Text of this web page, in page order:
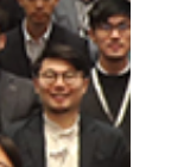
織
區代表隊
創業大賽
今年，
協會
(香港)
來自